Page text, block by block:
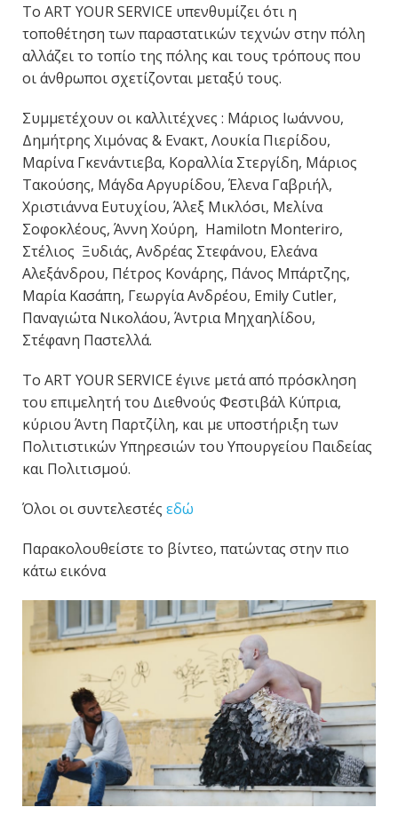
Το ART YOUR SERVICE υπενθυμίζει ότι η
τοποθέτηση των παραστατικών τεχνών στην πόλη
αλλάζει το τοπίο της πόλης και τους τρόπους που
οι άνθρωποι σχετίζονται μεταξύ τους.
Συμμετέχουν οι καλλιτέχνες : Μάριος Ιωάννου,
Δημήτρης Χιμόνας & Ενακτ, Λουκία Πιερίδου,
Μαρίνα Γκενάντιεβα, Κοραλλία Στεργίδη, Μάριος
Τακούσης, Μάγδα Αργυρίδου, Έλενα Γαβριήλ,
Χριστιάννα Ευτυχίου, Άλεξ Μικλόσι, Μελίνα
Σοφοκλέους, Άννη Χούρη, Hamilotn Monteriro,
Στέλιος Ξυδιάς, Ανδρέας Στεφάνου, Ελεάνα
Αλεξάνδρου, Πέτρος Κονάρης, Πάνος Μπάρτζης,
Μαρία Κασάπη, Γεωργία Ανδρέου, Emily Cutler,
Παναγιώτα Νικολάου, Άντρια Μηχαηλίδου,
Στέφανη Παστελλά.
To ART YOUR SERVICE έγινε μετά από πρόσκληση
του επιμελητή του Διεθνούς Φεστιβάλ Κύπρια,
κύριου Άντη Παρτζίλη, και με υποστήριξη των
Πολιτιστικών Υπηρεσιών του Υπουργείου Παιδείας
και Πολιτισμού.
Όλοι οι συντελεστές εδώ
Παρακολουθείστε το βίντεο, πατώντας στην πιο
κάτω εικόνα